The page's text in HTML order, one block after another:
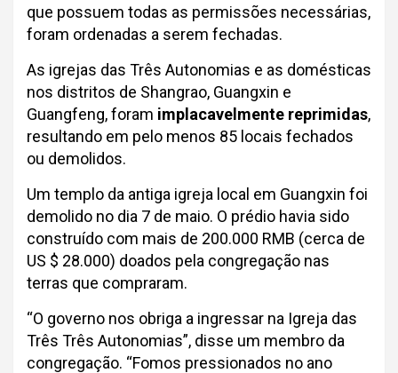
que possuem todas as permissões necessárias,
foram ordenadas a serem fechadas.
As igrejas das Três Autonomias e as domésticas
nos distritos de Shangrao, Guangxin e
Guangfeng, foram implacavelmente reprimidas,
resultando em pelo menos 85 locais fechados
ou demolidos.
Um templo da antiga igreja local em Guangxin foi
demolido no dia 7 de maio. O prédio havia sido
construído com mais de 200.000 RMB (cerca de
US $ 28.000) doados pela congregação nas
terras que compraram.
“O governo nos obriga a ingressar na Igreja das
Três Três Autonomias”, disse um membro da
congregação. “Fomos pressionados no ano